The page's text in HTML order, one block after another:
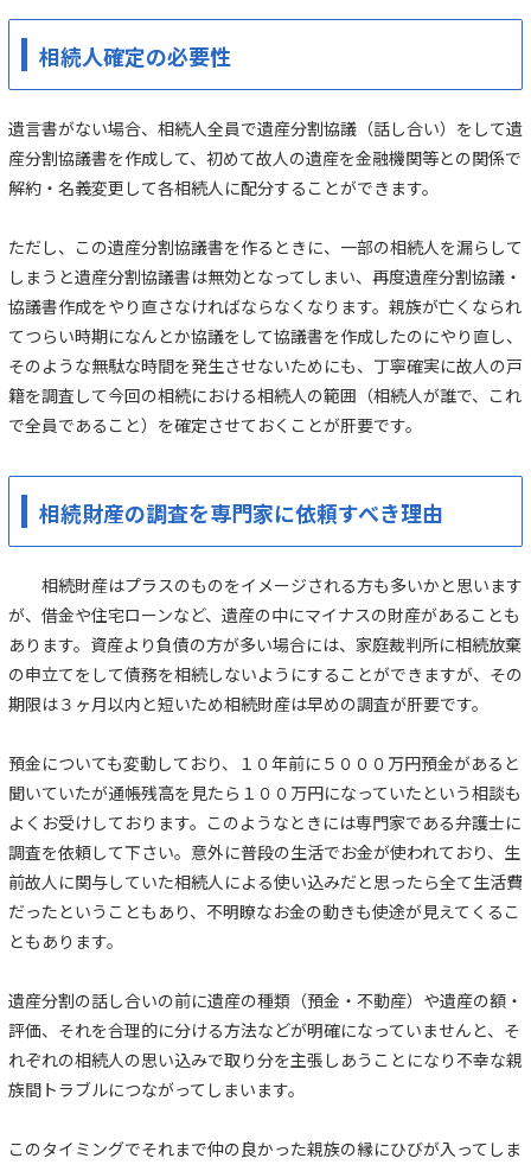
相続人確定の必要性
遺言書がない場合、相続人全員で遺産分割協議（話し合い）をして遺
産分割協議書を作成して、初めて故人の遺産を金融機関等との関係で
解約・名義変更して各相続人に配分することができます。
ただし、この遺産分割協議書を作るときに、一部の相続人を漏らして
しまうと遺産分割協議書は無効となってしまい、再度遺産分割協議・
協議書作成をやり直さなければならなくなります。親族が亡くなられ
てつらい時期になんとか協議をして協議書を作成したのにやり直し、
そのような無駄な時間を発生させないためにも、丁寧確実に故人の戸
籍を調査して今回の相続における相続人の範囲（相続人が誰で、これ
で全員であること）を確定させておくことが肝要です。
相続財産の調査を専門家に依頼すべき理由
相続財産はプラスのものをイメージされる方も多いかと思います
が、借金や住宅ローンなど、遺産の中にマイナスの財産があることも
あります。資産より負債の方が多い場合には、家庭裁判所に相続放棄
の申立てをして債務を相続しないようにすることができますが、その
期限は３ヶ月以内と短いため相続財産は早めの調査が肝要です。
預金についても変動しており、１０年前に５０００万円預金があると
聞いていたが通帳残高を見たら１００万円になっていたという相談も
よくお受けしております。このようなときには専門家である弁護士に
調査を依頼して下さい。意外に普段の生活でお金が使われており、生
前故人に関与していた相続人による使い込みだと思ったら全て生活費
だったということもあり、不明瞭なお金の動きも使途が見えてくるこ
ともあります。
遺産分割の話し合いの前に遺産の種類（預金・不動産）や遺産の額・
評価、それを合理的に分ける方法などが明確になっていませんと、そ
れぞれの相続人の思い込みで取り分を主張しあうことになり不幸な親
族間トラブルにつながってしまいます。
このタイミングでそれまで仲の良かった親族の縁にひびが入ってしま